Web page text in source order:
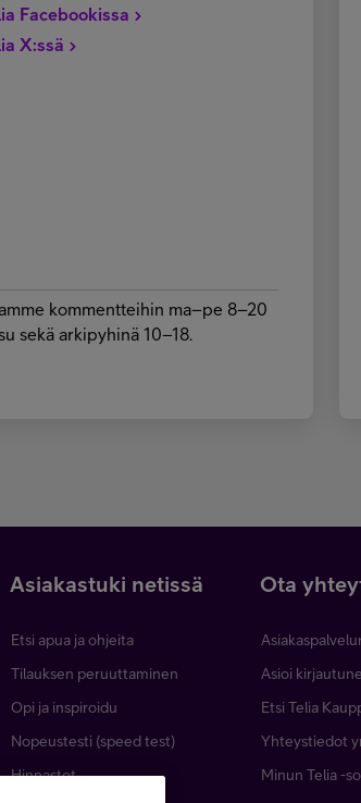
Facebookissa
X:ssä
kommentteihin ma–pe 8–20
sekä arkipyhinä 10–18.
Asiakastuki netissä
Etsi apua ja ohjeita
Tilauksen peruuttaminen
Opi ja inspiroidu
Nopeustesti (speed test)
Hinnastot
Ota
Asioi
Etsi Telia
Yhteystiedot
Minun Telia -